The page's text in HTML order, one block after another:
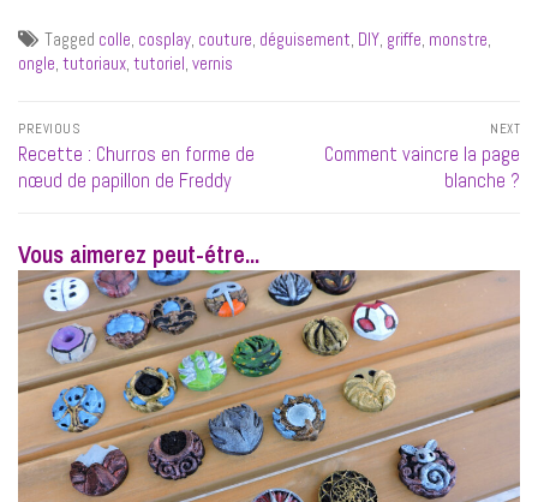
Tagged colle cosplay couture déguisement DIY griffe monstre
ongle tutoriaux tutoriel vernis
Navigation
de
l’article
PREVIOUS
Previous
post:
Recette : Churros en forme de
nœud de papillon de Freddy
NEXT
Next
Comment vaincre la page
blanche ?
Vous aimerez peut-étre...